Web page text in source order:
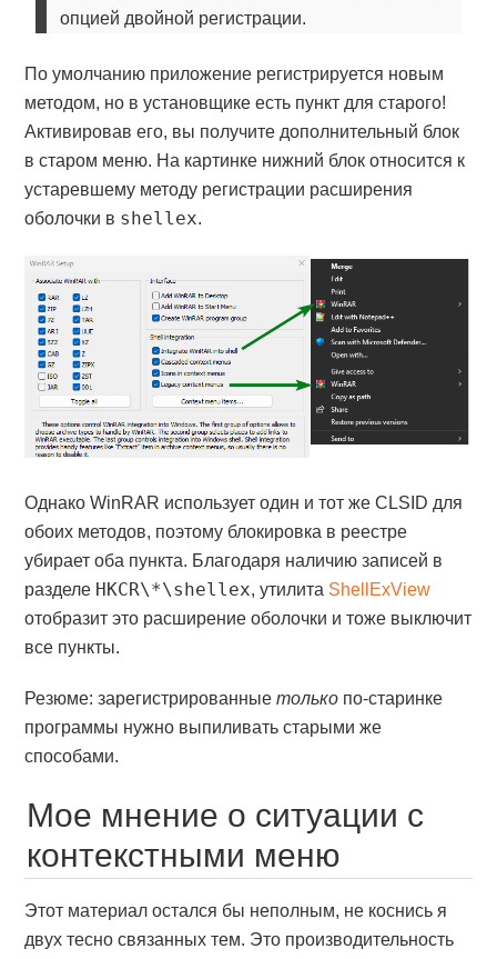
опцией двойной регистрации.
По умолчанию приложение регистрируется новым
методом, но в установщике есть пункт для старого!
Активировав его, вы получите дополнительный блок
в старом меню. На картинке нижний блок относится к
устаревшему методу регистрации расширения
оболочки в shellex.
Однако WinRAR использует один и тот же CLSID для
обоих методов, поэтому блокировка в реестре
убирает оба пункта. Благодаря наличию записей в
разделе HKCR\*\shellex, утилита ShellExView
отобразит это расширение оболочки и тоже выключит
все пункты.
Резюме: зарегистрированныетолько по-старинке
программы нужно выпиливать старыми же
способами.
Мое мнение о ситуации с
контекстными меню
Этот материал остался бы неполным, не коснись я
двух тесно связанных тем. Это производительность